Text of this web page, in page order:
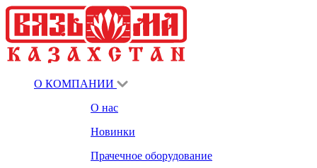
О КОМПАНИИ
О нас
Новинки
Прачечное оборудование